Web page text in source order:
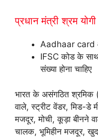
प्रधान मंत्री श्रम
Aadhaar card
IFSC कोड के
संख्या होना चाहिए
भारत के असंगठित श्रमिक
वाले, स्ट्रीट वेंडर, मिड-डे
मजदूर, मोची, कूड़ा बीनने
चालक, भूमिहीन मजदूर,